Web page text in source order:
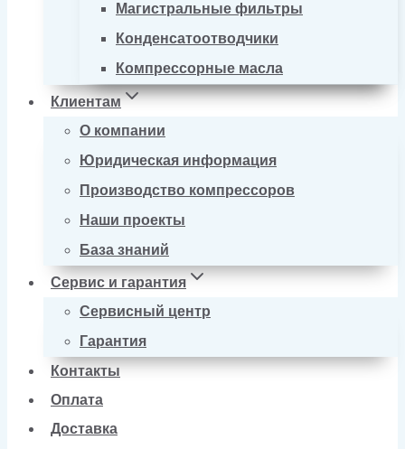
Магистральные фильтры
Конденсатоотводчики
Компрессорные масла
Клиентам
О компании
Юридическая информация
Производство компрессоров
Наши проекты
База знаний
Сервис и гарантия
Сервисный центр
Гарантия
Контакты
Оплата
Доставка